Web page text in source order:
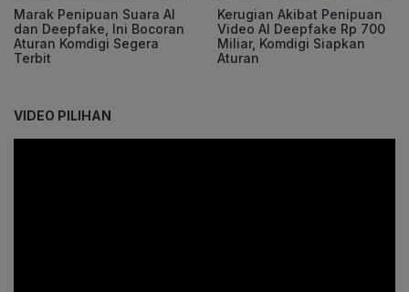
Marak Penipuan Suara AI
dan Deepfake, Ini Bocoran
Aturan Komdigi Segera
Terbit
Kerugian Akibat Penipuan
Video AI Deepfake Rp 700
Miliar, Komdigi Siapkan
Aturan
VIDEO PILIHAN